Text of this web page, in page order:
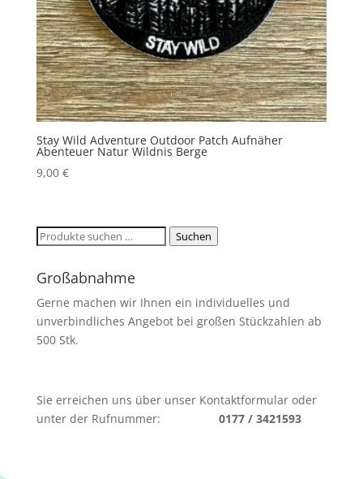
Stay Wild Adventure Outdoor Patch Aufnäher
Abenteuer Natur Wildnis Berge
9,00 €
Suchen
Suchen
Großabnahme
Gerne machen wir Ihnen ein individuelles und
unverbindliches Angebot bei großen Stückzahlen ab
500 Stk.
Sie erreichen uns über unser Kontaktformular oder
unter der Rufnummer: 0177 / 3421593